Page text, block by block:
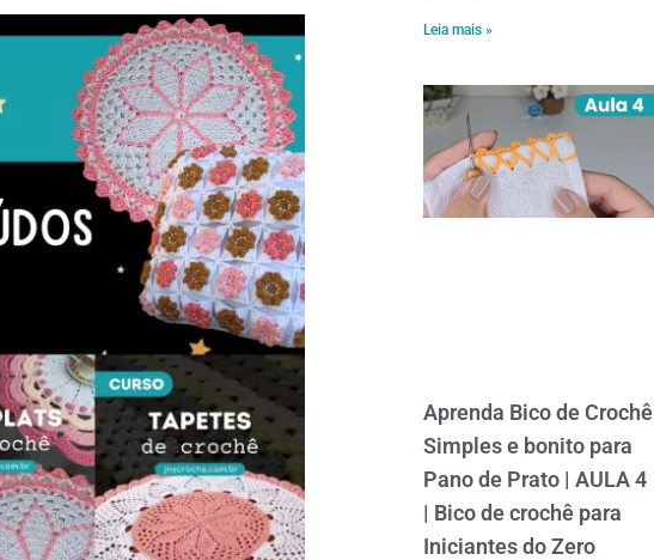
Leia mais »
Aprenda Bico de Crochê
Simples e bonito para
Pano de Prato | AULA 4
| Bico de crochê para
Iniciantes do Zero